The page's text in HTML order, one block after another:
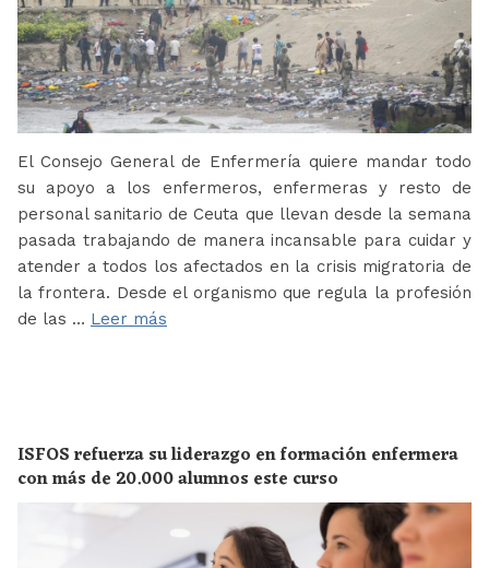
El Consejo General de Enfermería quiere mandar todo
su apoyo a los enfermeros, enfermeras y resto de
personal sanitario de Ceuta que llevan desde la semana
pasada trabajando de manera incansable para cuidar y
atender a todos los afectados en la crisis migratoria de
la frontera. Desde el organismo que regula la profesión
de las … Leer más
ISFOS refuerza su liderazgo en formación enfermera
con más de 20.000 alumnos este curso